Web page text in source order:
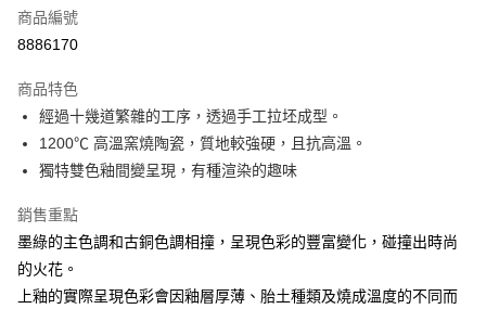
超商取貨付款
街口支付
悠遊付
相關說明
【關於「AFTEE先享後付」】
AFTEE先享後付是「在收到商品之後才付款」的支付方式。 讓您購物簡單
便利好安心！
１．簡單：不需註冊會員、不需綁卡、不需儲值。
ATM付款
商品編號
8886170
商品特色
經過十幾道繁雜的工序，透過手工拉坯成型。
1200℃ 高溫窯燒陶瓷，質地較強硬，且抗高溫。
獨特雙色釉間變呈現，有種渲染的趣味
銷售重點
墨綠的主色調和古銅色調相撞，​呈現色彩的豐富變化，碰撞出時尚
的火花。
上釉的實際呈現色彩會因釉層厚薄、胎土種類及燒成溫度的不同而